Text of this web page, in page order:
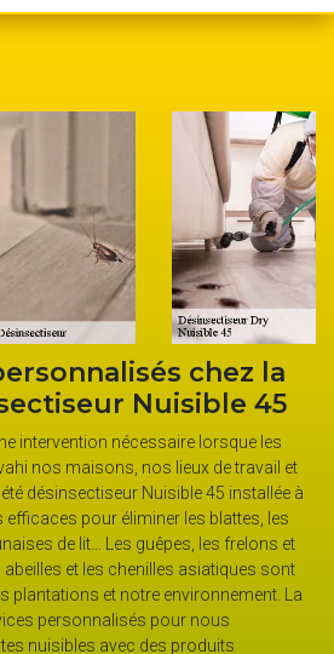
chez la
Nuisible 45
intervention nécessaire lorsque les
nos maisons, nos lieux de travail et
désinsectiseur Nuisible 45 installée à
pour éliminer les blattes, les
de lit… Les guêpes, les frelons et
et les chenilles asiatiques sont
plantations et notre environnement. La
personnalisés pour nous
nuisibles avec des produits